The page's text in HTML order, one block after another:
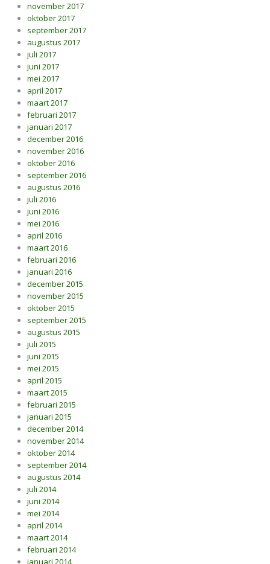
november 2017
oktober 2017
september 2017
augustus 2017
juli 2017
juni 2017
mei 2017
april 2017
maart 2017
februari 2017
januari 2017
december 2016
november 2016
oktober 2016
september 2016
augustus 2016
juli 2016
juni 2016
mei 2016
april 2016
maart 2016
februari 2016
januari 2016
december 2015
november 2015
oktober 2015
september 2015
augustus 2015
juli 2015
juni 2015
mei 2015
april 2015
maart 2015
februari 2015
januari 2015
december 2014
november 2014
oktober 2014
september 2014
augustus 2014
juli 2014
juni 2014
mei 2014
april 2014
maart 2014
februari 2014
januari 2014